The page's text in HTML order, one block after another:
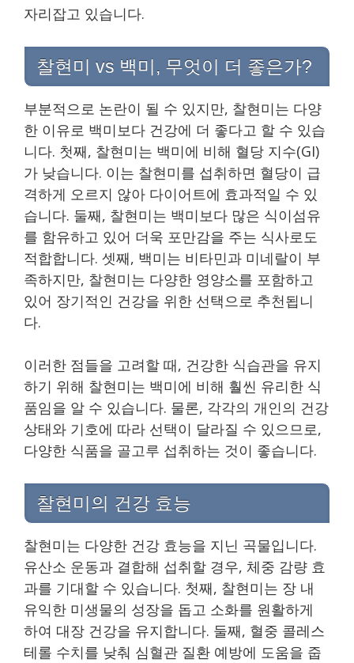
자리잡고 있습니다.
찰현미 vs 백미, 무엇이 더 좋은가?
부분적으로 논란이 될 수 있지만, 찰현미는 다양
한 이유로 백미보다 건강에 더 좋다고 할 수 있습
니다. 첫째, 찰현미는 백미에 비해 혈당 지수(GI)
가 낮습니다. 이는 찰현미를 섭취하면 혈당이 급
격하게 오르지 않아 다이어트에 효과적일 수 있
습니다. 둘째, 찰현미는 백미보다 많은 식이섬유
를 함유하고 있어 더욱 포만감을 주는 식사로도
적합합니다. 셋째, 백미는 비타민과 미네랄이 부
족하지만, 찰현미는 다양한 영양소를 포함하고
있어 장기적인 건강을 위한 선택으로 추천됩니
다.
이러한 점들을 고려할 때, 건강한 식습관을 유지
하기 위해 찰현미는 백미에 비해 훨씬 유리한 식
품임을 알 수 있습니다. 물론, 각각의 개인의 건강
상태와 기호에 따라 선택이 달라질 수 있으므로,
다양한 식품을 골고루 섭취하는 것이 좋습니다.
찰현미의 건강 효능
찰현미는 다양한 건강 효능을 지닌 곡물입니다.
유산소 운동과 결합해 섭취할 경우, 체중 감량 효
과를 기대할 수 있습니다. 첫째, 찰현미는 장 내
유익한 미생물의 성장을 돕고 소화를 원활하게
하여 대장 건강을 유지합니다. 둘째, 혈중 콜레스
테롤 수치를 낮춰 심혈관 질환 예방에 도움을 줍